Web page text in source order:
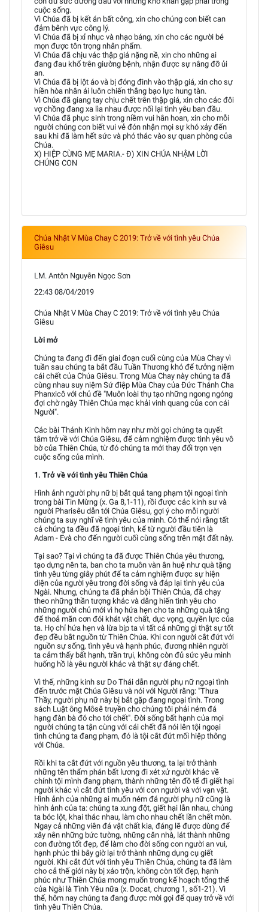
cuộc sống.
Vì Chúa đã bị kết án bất công, xin cho chúng con biết can
đảm bênh vực công lý.
Vì Chúa đã bị xỉ nhục và nhạo báng, xin cho các người bé
mọn được tôn trọng nhân phẩm.
Vì Chúa đã chịu vác thập giá nặng nề, xin cho những ai
đang đau khổ trên giường bệnh, nhận được sự nâng đỡ ủi
an.
Vì Chúa đã bị lột áo và bị đóng đinh vào thập giá, xin cho sự
hiền hòa nhân ái luôn chiến thắng bạo lực hung tàn.
Vì Chúa đã giang tay chịu chết trên thập giá, xin cho các đôi
vợ chồng đang xa lìa nhau được nối lại tình yêu ban đầu.
Vì Chúa đã phục sinh trong niềm vui hân hoan, xin cho mỗi
người chúng con biết vui vẻ đón nhận mọi sự khó xảy đến
sau khi đã làm hết sức và phó thác vào sự quan phòng của
Chúa.
X) HIỆP CÙNG MẸ MARIA.- Đ) XIN CHÚA NHẬM LỜI
CHÚNG CON
Chúa Nhật V Mùa Chay C 2019: Trở về với tình yêu Chúa
Giêsu
LM. Antôn Nguyễn Ngọc Sơn
22:43 08/04/2019
Chúa Nhật V Mùa Chay C 2019: Trở về với tình yêu Chúa
Giêsu
Lời mở
Chúng ta đang đi đến giai đoạn cuối cùng của Mùa Chay vì
tuần sau chúng ta bắt đầu Tuần Thương khó để tưởng niệm
cái chết của Chúa Giêsu. Trong Mùa Chay này chúng ta đã
cùng nhau suy niệm Sứ điệp Mùa Chay của Đức Thánh Cha
Phanxicô với chủ đề "Muôn loài thụ tạo những ngong ngóng
đợi chờ ngày Thiên Chúa mạc khải vinh quang của con cái
Người".
Các bài Thánh Kinh hôm nay như mời gọi chúng ta quyết
tâm trở về với Chúa Giêsu, để cảm nghiệm được tình yêu vô
bờ của Thiên Chúa, từ đó chúng ta mới thay đổi trọn vẹn
cuộc sống của mình.
1. Trở về với tình yêu Thiên Chúa
Hình ảnh người phụ nữ bị bắt quả tang phạm tội ngoại tình
trong bài Tin Mừng (x. Ga 8,1-11), rồi được các kinh sư và
người Pharisêu dẫn tới Chúa Giêsu, gợi ý cho mỗi người
chúng ta suy nghĩ về tình yêu của mình. Có thể nói rằng tất
cả chúng ta đều đã ngoại tình, kể từ người đầu tiên là
Adam - Evà cho đến người cuối cùng sống trên mặt đất này.
Tại sao? Tại vì chúng ta đã được Thiên Chúa yêu thương,
tạo dựng nên ta, ban cho ta muôn vàn ân huệ như quà tặng
tình yêu từng giây phút để ta cảm nghiệm được sự hiện
diện của người yêu trong đời sống và đáp lại tình yêu của
Ngài. Nhưng, chúng ta đã phản bội Thiên Chúa, đã chạy
theo những thần tượng khác và dâng hiến tình yêu cho
những người chủ mới vì họ hứa hẹn cho ta những quà tặng
để thoả mãn cơn đói khát vật chất, dục vọng, quyền lực của
ta. Họ chỉ hứa hẹn và lừa bịp ta vì tất cả những gì thật sự tốt
đẹp đều bắt nguồn từ Thiên Chúa. Khi con người cắt đứt với
nguồn sự sống, tình yêu và hạnh phúc, đương nhiên người
ta cảm thấy bất hạnh, trần trụi, không còn đủ sức yêu mình
huống hồ là yêu người khác và thật sự đáng chết.
Vì thế, những kinh sư Do Thái dẫn người phụ nữ ngoại tình
đến trước mặt Chúa Giêsu và nói với Người rằng: "Thưa
Thầy, người phụ nữ này bị bắt gặp đang ngoại tình. Trong
sách Luật ông Môsê truyền cho chúng tôi phải ném đá
hạng đàn bà đó cho tới chết". Đời sống bất hạnh của mọi
người chúng ta tận cùng với cái chết đã nói lên tội ngoại
tình chúng ta đang phạm, đó là tội cắt đứt mối hiệp thông
với Chúa.
Rồi khi ta cắt đứt với nguồn yêu thương, ta lại trở thành
những tên thẩm phán bất lương đi xét xử người khác về
chính tội mình đang phạm, thành những tên đồ tể đi giết hại
người khác vì cắt đứt tình yêu với con người và với vạn vật.
Hình ảnh của những ai muốn ném đá người phụ nữ cũng là
hình ảnh của ta: chúng ta xung đột, giết hại lẫn nhau, chúng
ta bóc lột, khai thác nhau, làm cho nhau chết lần chết mòn.
Ngay cả những viên đá vật chất kia, đáng lẽ được dùng để
xây nên những bức tường, những căn nhà, lát thành những
con đường tốt đẹp, để làm cho đời sống con người an vui,
hạnh phúc thì bây giờ lại trở thành những dụng cụ giết
người. Khi cắt đứt với tình yêu Thiên Chúa, chúng ta đã làm
cho cả thế giới này bị xáo trộn, không còn tốt đẹp, hạnh
phúc như Thiên Chúa mong muốn trong kế hoạch tổng thể
của Ngài là Tình Yêu nữa (x. Docat, chương 1, số1-21). Vì
thế, hôm nay chúng ta đang được mời gọi để quay trở về với
tình yêu Thiên Chúa.